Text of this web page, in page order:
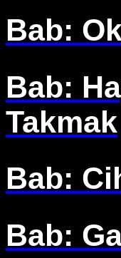
Bab: Ok
Bab:
Takmak
Bab:
Bab: